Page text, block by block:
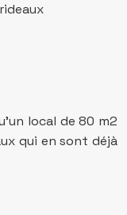
local de 80 m2
qui en sont déjà